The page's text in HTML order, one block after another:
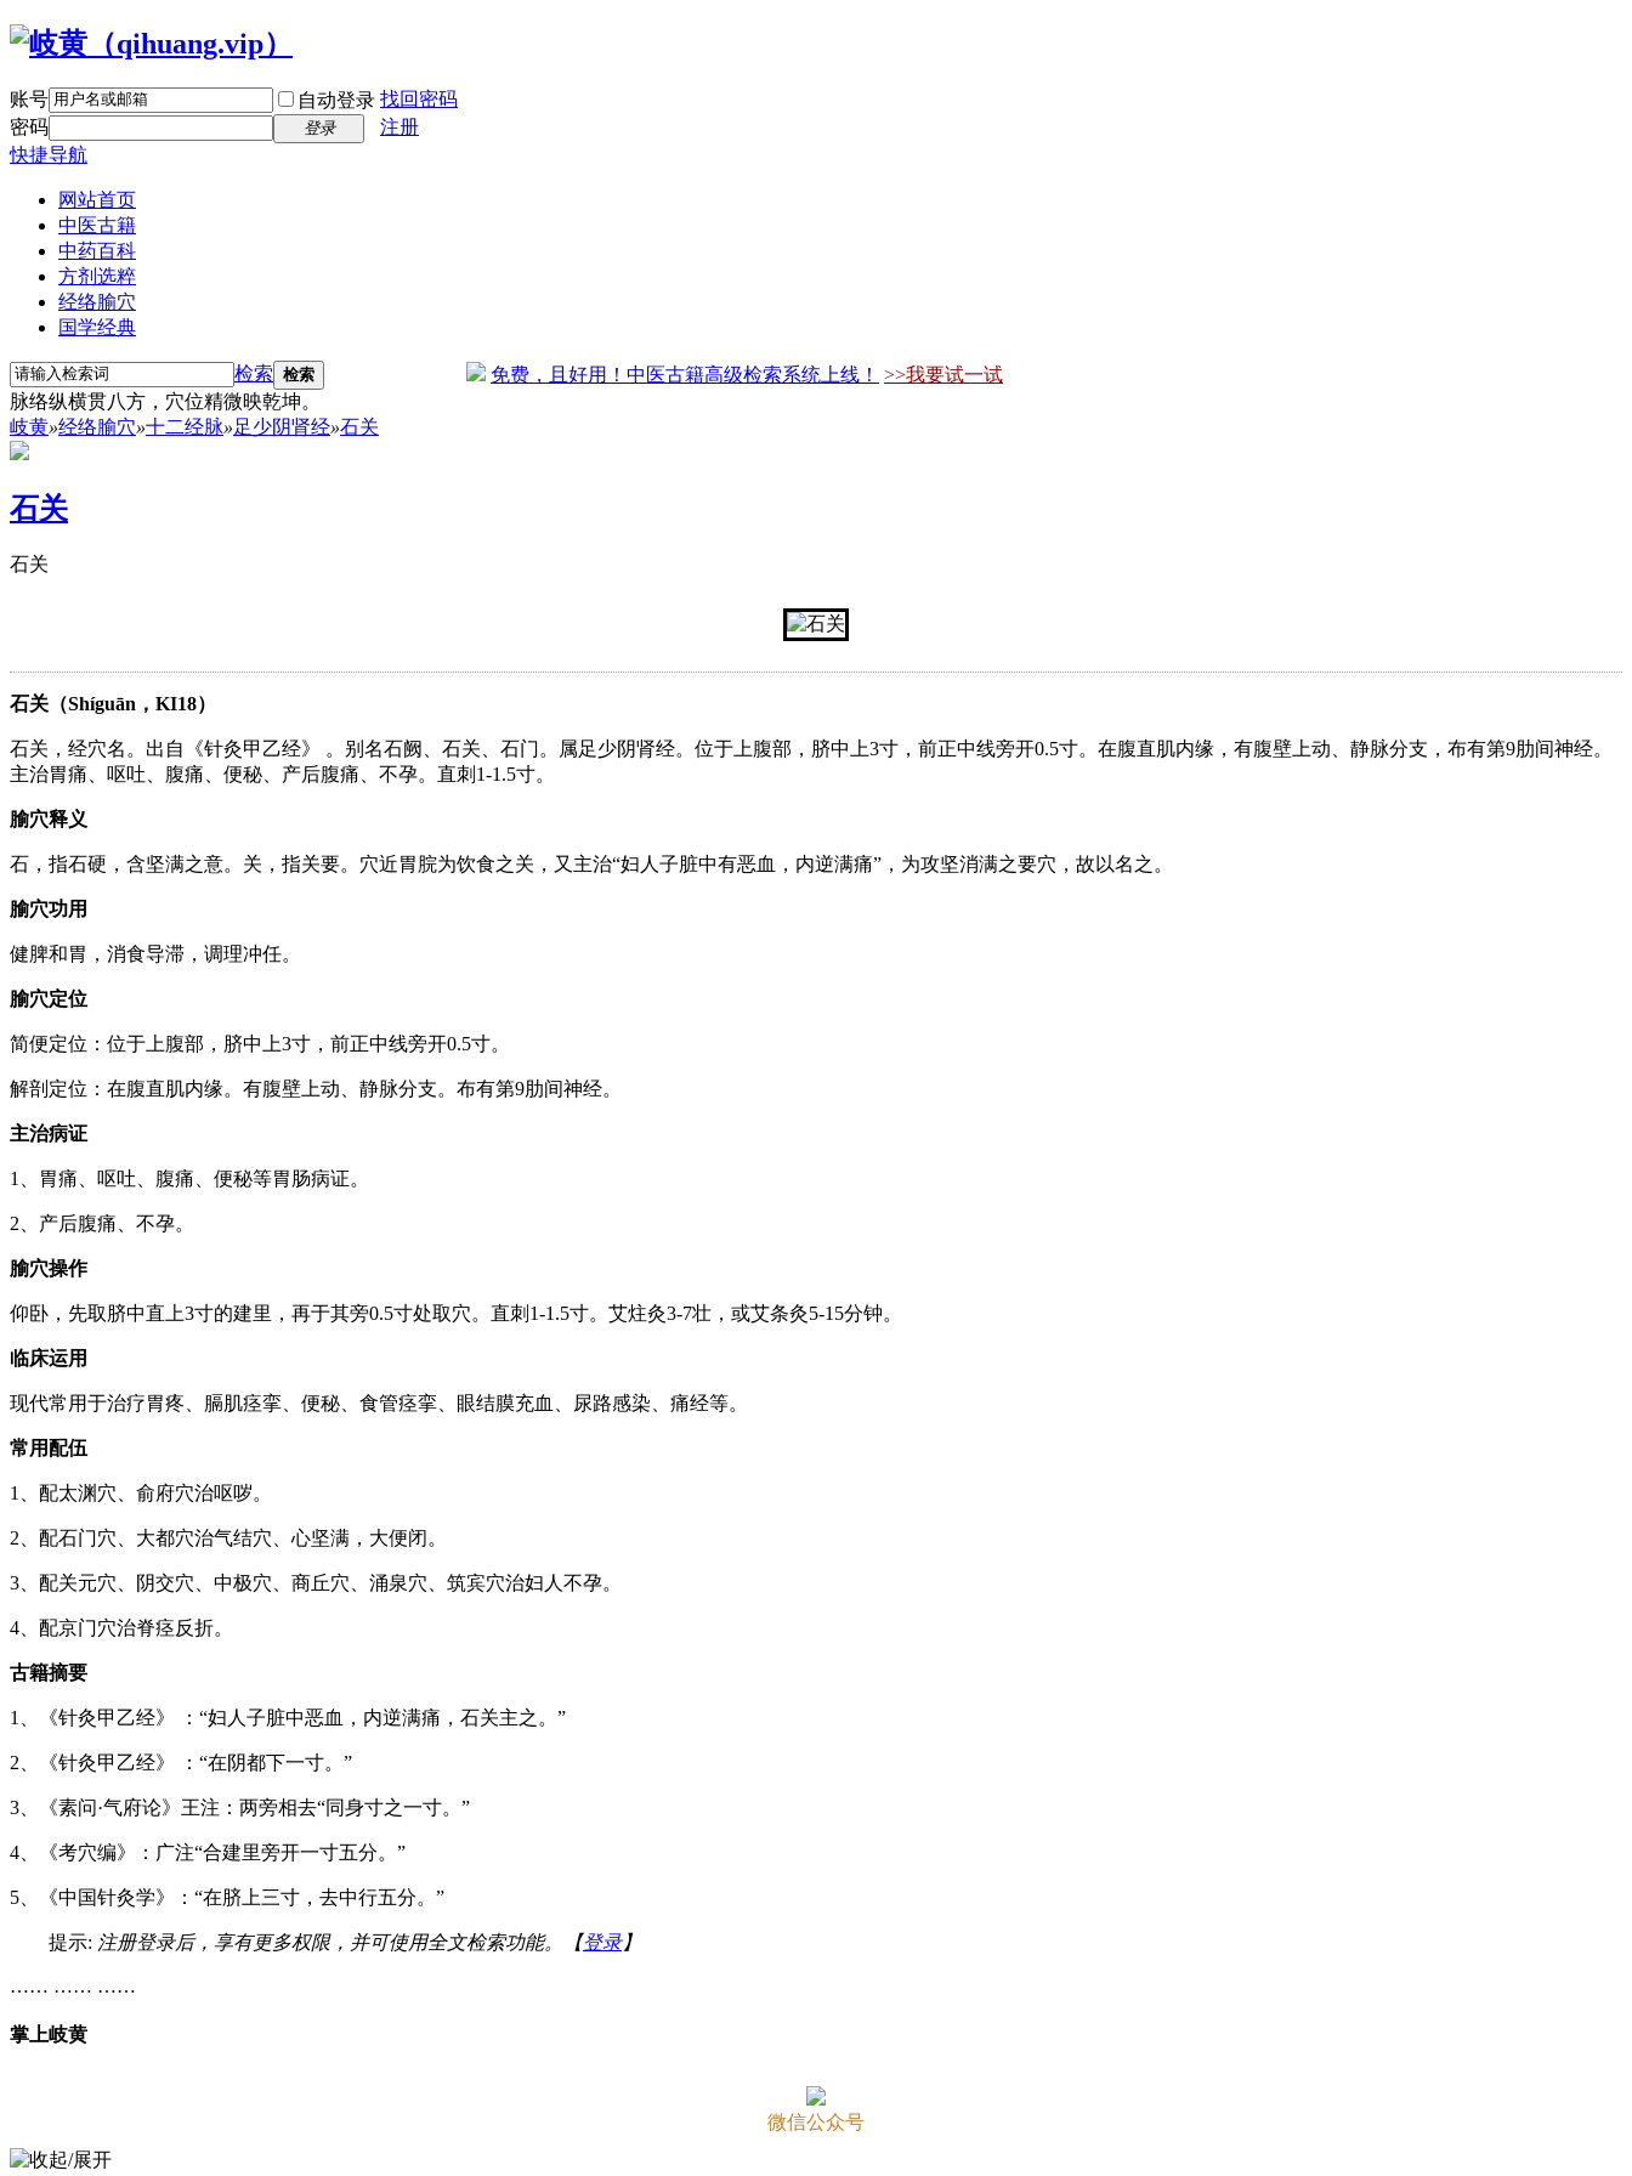
账号 自动登录 找回密码
密码
登录
注册
快捷导航
网站首页
中医古籍
中药百科
方剂选粹
经络腧穴
国学经典
检索 检索 免费，且好用！中医古籍高级检索系统上线！
>>我要试一试
脉络纵横贯八方，穴位精微映乾坤。
岐黄»经络腧穴»十二经脉»足少阴肾经»石关
石关
石关
石关（Shíguān，KI18）
石关，经穴名。出自《针灸甲乙经》 。别名石阙、石关、石门。属足少阴肾经。位于上腹部，脐中上3寸，前正中线旁开0.5寸。在腹直肌内缘，有腹壁上动、静脉分支，布有第9肋间神经。
主治胃痛、呕吐、腹痛、便秘、产后腹痛、不孕。直刺1-1.5寸。
腧穴释义
石，指石硬，含坚满之意。关，指关要。穴近胃脘为饮食之关，又主治“妇人子脏中有恶血，内逆满痛”，为攻坚消满之要穴，故以名之。
腧穴功用
健脾和胃，消食导滞，调理冲任。
腧穴定位
简便定位：位于上腹部，脐中上3寸，前正中线旁开0.5寸。
解剖定位：在腹直肌内缘。有腹壁上动、静脉分支。布有第9肋间神经。
主治病证
1、胃痛、呕吐、腹痛、便秘等胃肠病证。
2、产后腹痛、不孕。
腧穴操作
仰卧，先取脐中直上3寸的建里，再于其旁0.5寸处取穴。直刺1-1.5寸。艾炷灸3-7壮，或艾条灸5-15分钟。
临床运用
现代常用于治疗胃疼、膈肌痉挛、便秘、食管痉挛、眼结膜充血、尿路感染、痛经等。
常用配伍
1、配太渊穴、俞府穴治呕哕。
2、配石门穴、大都穴治气结穴、心坚满，大便闭。
3、配关元穴、阴交穴、中极穴、商丘穴、涌泉穴、筑宾穴治妇人不孕。
4、配京门穴治脊痉反折。
古籍摘要
1、《针灸甲乙经》 ：“妇人子脏中恶血，内逆满痛，石关主之。”
2、《针灸甲乙经》 ：“在阴都下一寸。”
3、《素问·气府论》王注：两旁相去“同身寸之一寸。”
4、《考穴编》：广注“合建里旁开一寸五分。”
5、《中国针灸学》：“在脐上三寸，去中行五分。”
提示: 注册登录后，享有更多权限，并可使用全文检索功能。【登录】
…… …… ……
掌上岐黄
微信公众号